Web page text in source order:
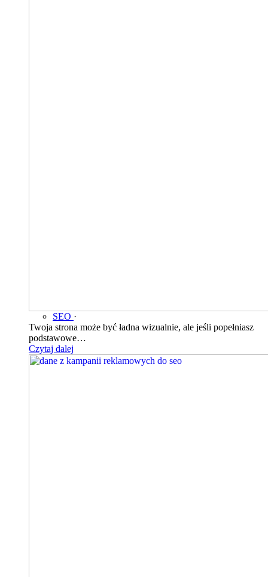
SEO ·
Twoja strona może być ładna wizualnie, ale jeśli popełniasz
podstawowe…
Czytaj dalej